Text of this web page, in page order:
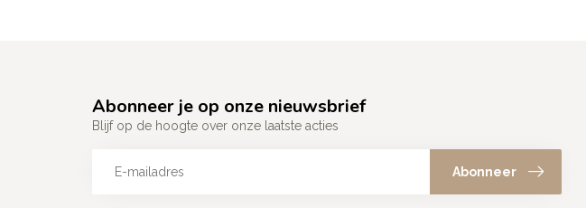
Abonneer je op onze nieuwsbrief
Blijf op de hoogte over onze laatste acties
Abonneer